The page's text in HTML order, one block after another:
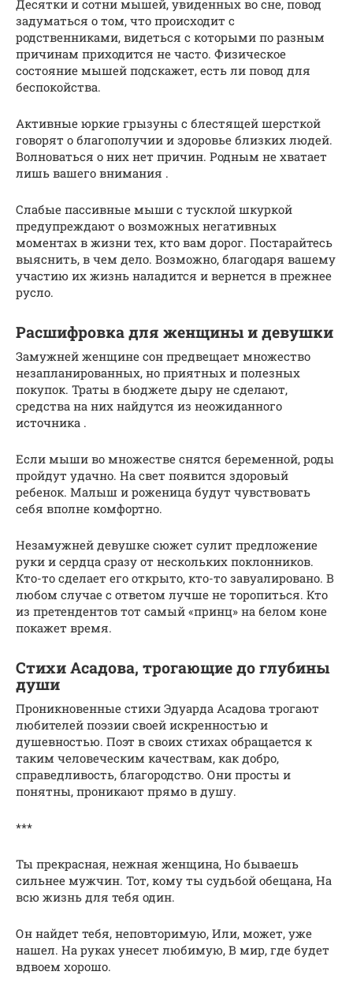
Десятки и сотни мышей, увиденных во сне, повод
задуматься о том, что происходит с
родственниками, видеться с которыми по разным
причинам приходится не часто. Физическое
состояние мышей подскажет, есть ли повод для
беспокойства.
Активные юркие грызуны с блестящей шерсткой
говорят о благополучии и здоровье близких людей.
Волноваться о них нет причин. Родным не хватает
лишь вашего внимания .
Слабые пассивные мыши с тусклой шкуркой
предупреждают о возможных негативных
моментах в жизни тех, кто вам дорог. Постарайтесь
выяснить, в чем дело. Возможно, благодаря вашему
участию их жизнь наладится и вернется в прежнее
русло.
Расшифровка для женщины и девушки
Замужней женщине сон предвещает множество
незапланированных, но приятных и полезных
покупок. Траты в бюджете дыру не сделают,
средства на них найдутся из неожиданного
источника .
Если мыши во множестве снятся беременной, роды
пройдут удачно. На свет появится здоровый
ребенок. Малыш и роженица будут чувствовать
себя вполне комфортно.
Незамужней девушке сюжет сулит предложение
руки и сердца сразу от нескольких поклонников.
Кто-то сделает его открыто, кто-то завуалировано. В
любом случае с ответом лучше не торопиться. Кто
из претендентов тот самый «принц» на белом коне
покажет время.
Стихи Асадова, трогающие до глубины
души
Проникновенные стихи Эдуарда Асадова трогают
любителей поэзии своей искренностью и
душевностью. Поэт в своих стихах обращается к
таким человеческим качествам, как добро,
справедливость, благородство. Они просты и
понятны, проникают прямо в душу.
***
Ты прекрасная, нежная женщина, Но бываешь
сильнее мужчин. Тот, кому ты судьбой обещана, На
всю жизнь для тебя один.
Он найдет тебя, неповторимую, Или, может, уже
нашел. На руках унесет любимую, В мир, где будет
вдвоем хорошо.